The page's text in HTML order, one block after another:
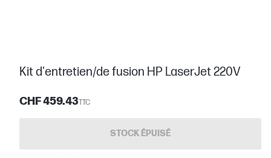
Kit d'entretien/de fusion HP LaserJet 220V
CHF 459.43TTC
STOCK ÉPUISÉ